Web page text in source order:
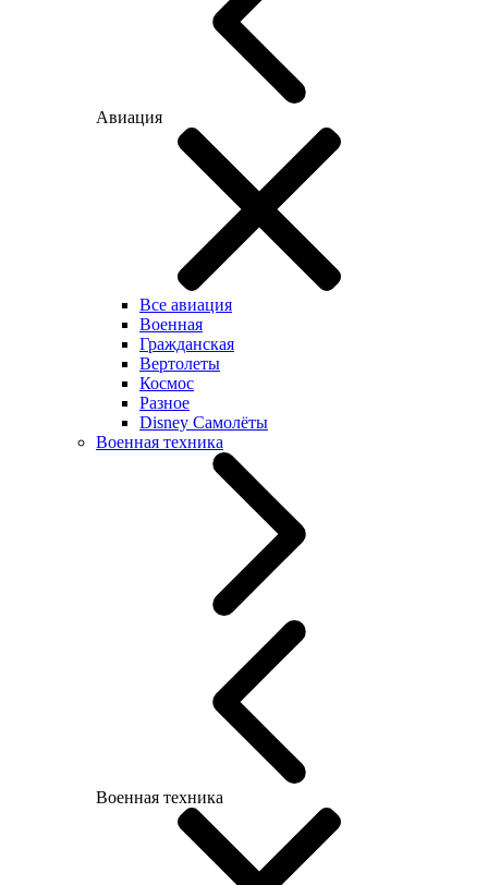
Авиация
Все авиация
Военная
Гражданская
Вертолеты
Космос
Разное
Disney Самолёты
Военная техника
Военная техника